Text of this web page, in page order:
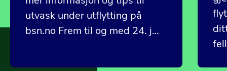
utvask under utflytting på
bsn.no Frem til og med 24. j…